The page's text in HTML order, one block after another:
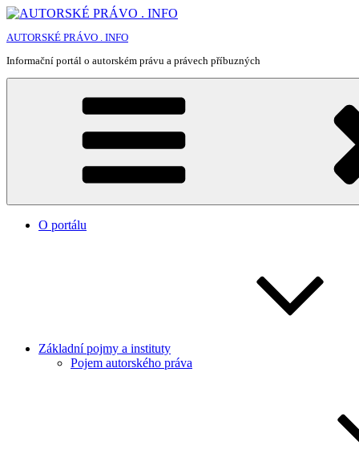
Přejít
obsahu
webu
AUTORSKÉ PRÁVO . INFO
Informační portál o autorském právu a právech příbuzných
O portálu
Základní pojmy a instituty
Pojem autorského práva